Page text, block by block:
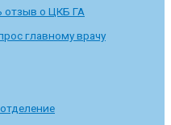
отзыв о ЦКБ ГА
главному врачу